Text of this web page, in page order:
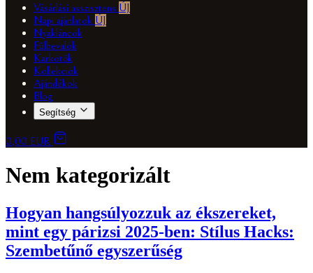
Vásárlási asszisztens ÚJ
Napi ajánlatok ÚJ
Nyakláncok
Fülbevalók
Karkötők
Kollekciók
Ajándékok
Blog
Segítség
0,00 EUR
Nem kategorizált
Hogyan hangsúlyozzuk az ékszereket,
mint egy párizsi 2025-ben: Stílus Hacks:
Szembetűnő egyszerűség